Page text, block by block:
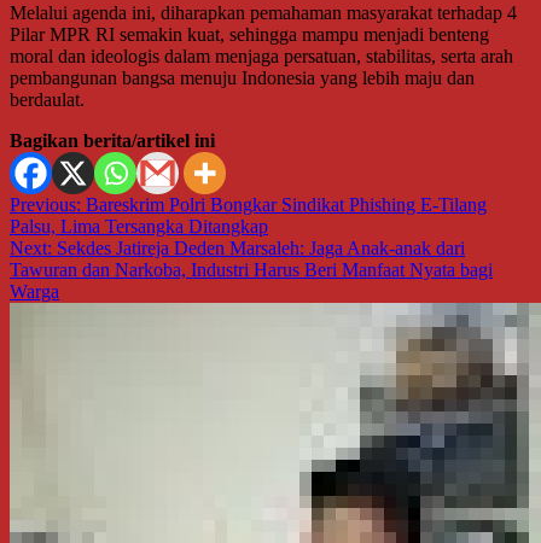
Melalui agenda ini, diharapkan pemahaman masyarakat terhadap 4
Pilar MPR RI semakin kuat, sehingga mampu menjadi benteng
moral dan ideologis dalam menjaga persatuan, stabilitas, serta arah
pembangunan bangsa menuju Indonesia yang lebih maju dan
berdaulat.
Bagikan berita/artikel ini
Navigasi
pos
Previous: Bareskrim Polri Bongkar Sindikat Phishing E-Tilang
Palsu, Lima Tersangka Ditangkap
Next: Sekdes Jatireja Deden Marsaleh: Jaga Anak-anak dari
Tawuran dan Narkoba, Industri Harus Beri Manfaat Nyata bagi
Warga